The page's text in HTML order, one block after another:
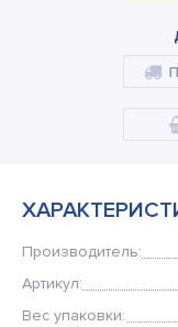
Производитель:
Артикул:
Вес упаковки: